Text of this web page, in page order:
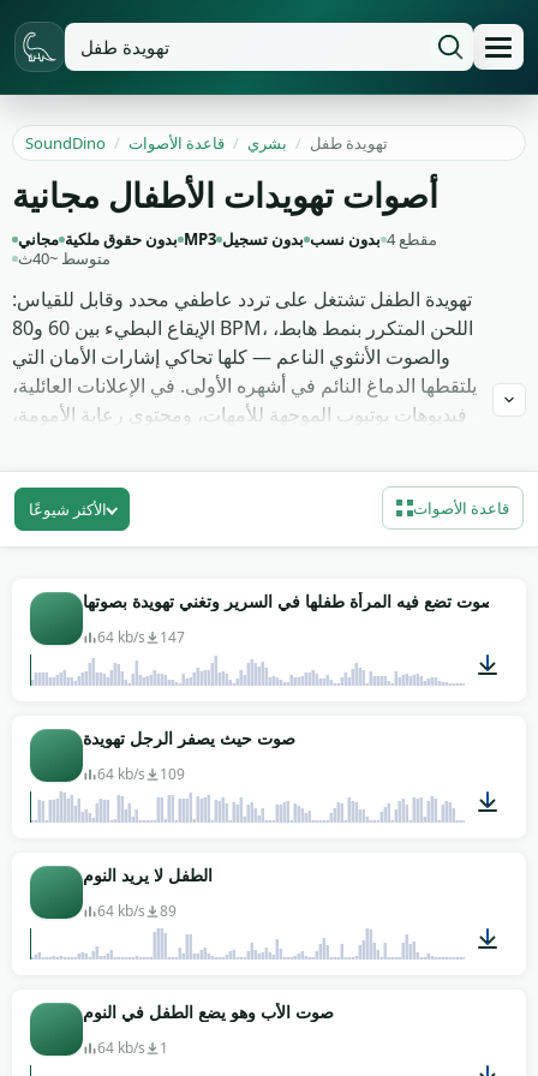
SoundDino / قاعدة الأصوات / بشري / تهويدة طفل
أصوات تهويدات الأطفال مجانية
مجاني بدون حقوق ملكية MP3 بدون تسجيل بدون نسب
4 مقطع
متوسط ~40ث
تهويدة الطفل تشتغل على تردد عاطفي محدد وقابل للقياس:
الإيقاع البطيء بين 60 و80 BPM، اللحن المتكرر بنمط هابط،
والصوت الأنثوي الناعم — كلها تحاكي إشارات الأمان التي
يلتقطها الدماغ النائم في أشهره الأولى. في الإعلانات العائلية،
فيديوهات يوتيوب الموجهة للأمهات، ومحتوى رعاية الأمومة،
الذاكرة ومشهد بارد يُتجاوز بسرعة.
المكتبة تجمع غناءً بصوت أمومي ناعم بدون كلمات، صناديق
موسيقية قديمة بنغمات معدنية رقيقة، وآلات خفيفة
تطبيقات نوم الأطفال يستعملونها لوبات سلسة بدون قطع
مسموع، وصانعو فيديوهات اليوتيوب التعليمية يضعونها خلف
لقطات الرضع النائمين. احصل على 4 مقطع بجودة استوديو
كامل، تنزيل مجاني وبدون حقوق نشر، جاهز للدمج في أي
الأكثر شيوعًا قاعدة الأصوات
صوت تضع فيه المرأة طفلها في السرير وتغني تهويدة بصوتها
64 kb/s 147
صوت حيث يصفر الرجل تهويدة
64 kb/s 109
الطفل لا يريد النوم
64 kb/s 89
صوت الأب وهو يضع الطفل في النوم
64 kb/s 1